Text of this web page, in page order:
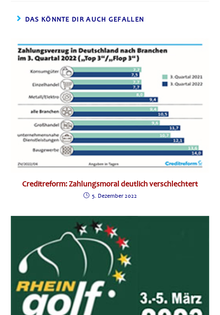
DAS KÖNNTE DIR AUCH GEFALLEN
Creditreform: Zahlungsmoral deutlich verschlechtert
5. Dezember 2022